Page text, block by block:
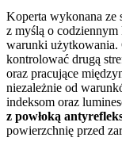
Koperta wykonana ze
z myślą o
warunki użytkowania.
kontrolować drugą
oraz pracujące
niezależnie od
indeksom oraz
z powłoką
powierzchnię przed